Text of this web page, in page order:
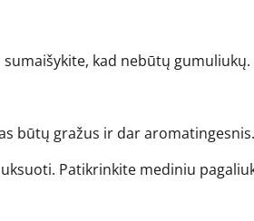
sumaišykite, kad nebūtų gumuliukų.
būtų gražus ir dar aromatingesnis.
Patikrinkite mediniu